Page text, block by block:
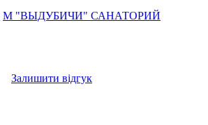
М "ВЫДУБИЧИ" САНАТОРИЙ
Залишити відгук